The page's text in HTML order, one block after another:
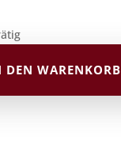
DEN WARENKORB